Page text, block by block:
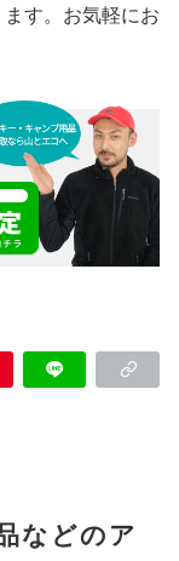
す。お気軽にお
などのア